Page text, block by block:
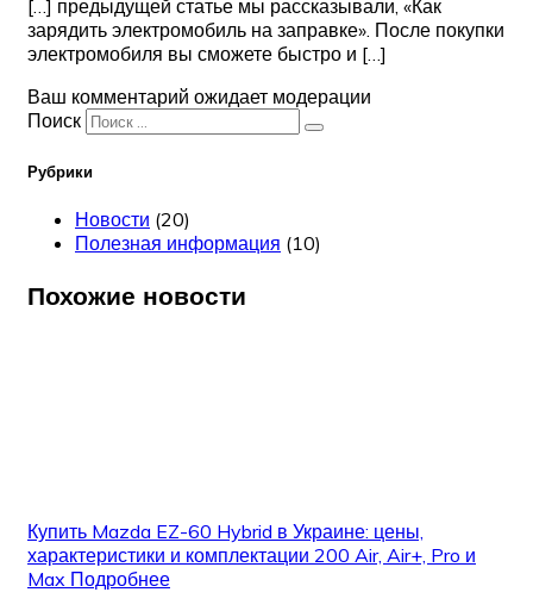
[…] предыдущей статье мы рассказывали, «Как
зарядить электромобиль на заправке». После покупки
электромобиля вы сможете быстро и […]
Ваш комментарий ожидает модерации
Поиск
Рубрики
Новости (20)
Полезная информация (10)
Похожие новости
Купить Mazda EZ-60 Hybrid в Украине: цены,
характеристики и комплектации 200 Air, Air+, Pro и
Max Подробнее